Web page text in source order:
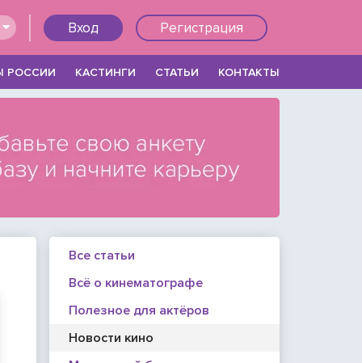
Вход Регистрация
РОССИИ КАСТИНГИ СТАТЬИ КОНТАКТЫ
Все статьи
Всё о кинематографе
Полезное для актёров
Новости кино